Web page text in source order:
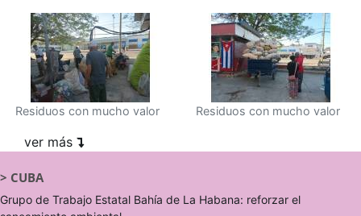
Residuos con mucho valor Residuos con mucho valor
ver más
> CUBA
Grupo de Trabajo Estatal Bahía de La Habana: reforzar el